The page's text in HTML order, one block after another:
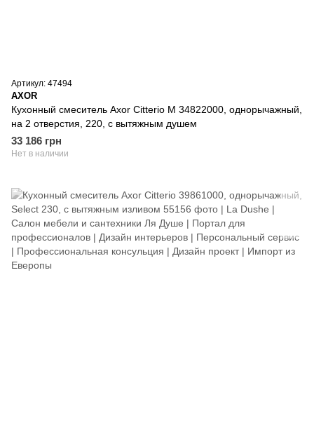
Артикул: 47494
AXOR
Кухонный смеситель Axor Citterio M 34822000, однорычажный,
на 2 отверстия, 220, с вытяжным душем
33 186 грн
Нет в наличии